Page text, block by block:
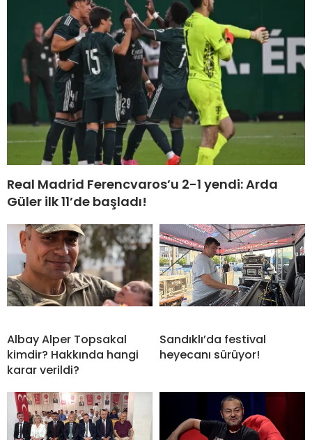
Real Madrid Ferencvaros’u 2-1 yendi: Arda
Güler ilk 11’de başladı!
Albay Alper Topsakal
kimdir? Hakkında hangi
karar verildi?
Sandıklı’da festival
heyecanı sürüyor!